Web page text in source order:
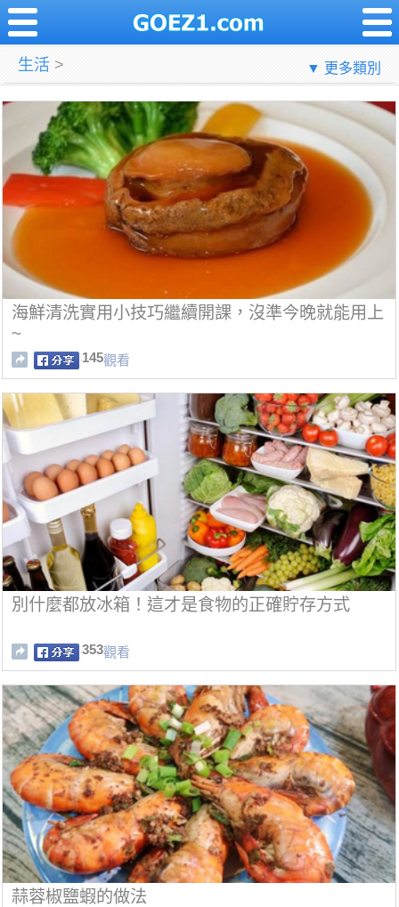
生活 > ▼ 更多類別
海鮮清洗實用小技巧繼續開課，沒準今晚就能用上
~
145觀看
別什麼都放冰箱！這才是食物的正確貯存方式
353觀看
蒜蓉椒鹽蝦的做法